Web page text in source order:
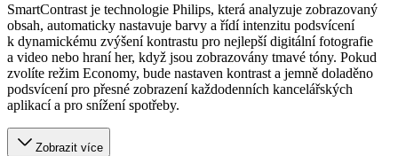
SmartContrast je technologie Philips, která analyzuje zobrazovaný
obsah, automaticky nastavuje barvy a řídí intenzitu podsvícení
k dynamickému zvýšení kontrastu pro nejlepší digitální fotografie
a video nebo hraní her, když jsou zobrazovány tmavé tóny. Pokud
zvolíte režim Economy, bude nastaven kontrast a jemně doladěno
podsvícení pro přesné zobrazení každodenních kancelářských
aplikací a pro snížení spotřeby.
Zobrazit více